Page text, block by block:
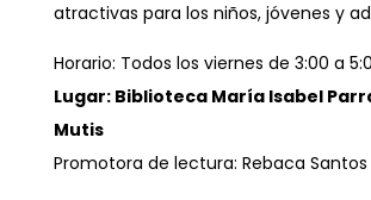
atractivas para los niños, jóvenes y
Horario: Todos los viernes de 3:00 a
Lugar: Biblioteca María Isabel
Mutis
Promotora de lectura: Rebaca Santos